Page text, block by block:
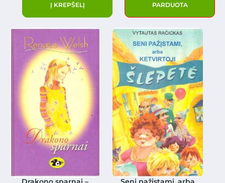
Į KREPŠELĮ PARDUOTA